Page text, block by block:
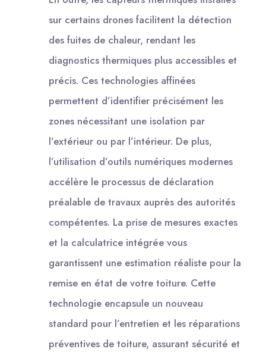
sur certains drones facilitent la détection
des fuites de chaleur, rendant les
diagnostics thermiques plus accessibles et
précis. Ces technologies affinées
permettent d’identifier précisément les
zones nécessitant une isolation par
l’extérieur ou par l’intérieur. De plus,
l’utilisation d’outils numériques modernes
accélère le processus de déclaration
préalable de travaux auprès des autorités
compétentes. La prise de mesures exactes
et la calculatrice intégrée vous
garantissent une estimation réaliste pour la
remise en état de votre toiture. Cette
technologie encapsule un nouveau
standard pour l’entretien et les réparations
préventives de toiture, assurant sécurité et